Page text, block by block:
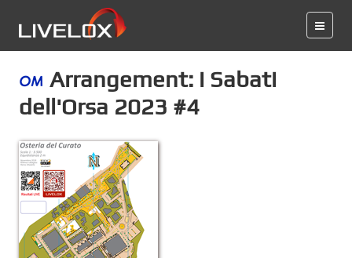
Arrangement: i Sabati
dell'Orsa 2023 #4